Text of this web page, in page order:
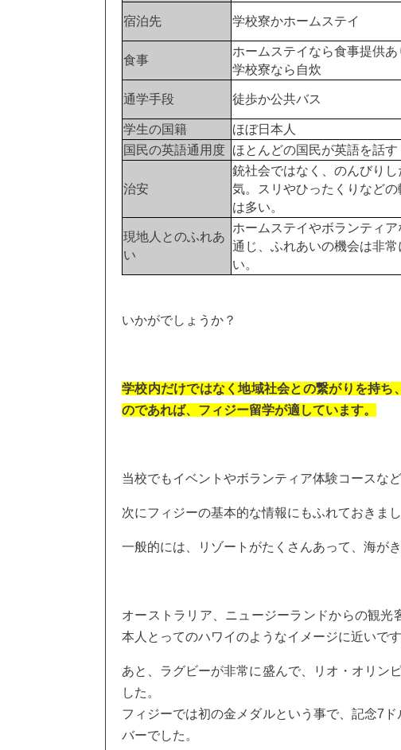
宿泊先 学校寮かホームステイ
食事
ホームステイなら食事提供あ
学校寮なら自炊
通学手段 徒歩か公共バス
学生の国籍
ほぼ日本人
国民の英語通用度 ほとんどの国民が英語を話す
治安
銃社会ではなく、のんびりし
気。スリやひったくりなどの
は多い。
現地人とのふれあ
い
ホームステイやボランティア
通じ、ふれあいの機会は非常
い。
いかがでしょうか？
学校内だけではなく地域社会との繋がりを持
のであれば、フィジー留学が適しています。
当校でもイベントやボランティア体験コースな
次にフィジーの基本的な情報にもふれておきまし
一般的には、リゾートがたくさんあって、海が
オーストラリア、ニュージーランドからの観光
本人とってのハワイのようなイメージに近いです
あと、ラグビーが非常に盛んで、リオ・オリン
した。
フィジーでは初の金メダルという事で、記念7
バーでした。